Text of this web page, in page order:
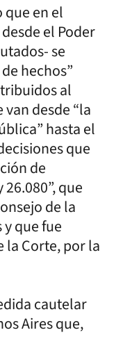
en el
el Poder
se
hechos”
al
desde “la
hasta el
que
de
que
de la
que fue
la Corte, por la
cautelar
Aires que,